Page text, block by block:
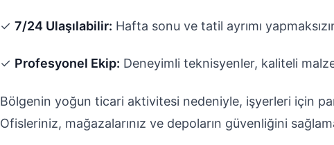
✓7/24 Ulaşılabilir: Hafta sonu ve tatil ayrımı
✓ Profesyonel Ekip: Deneyimli teknisyenler, kaliteli
Bölgenin yoğun ticari aktivitesi nedeniyle, işyerleri için
Ofisleriniz, mağazalarınız ve depoların güvenliğini